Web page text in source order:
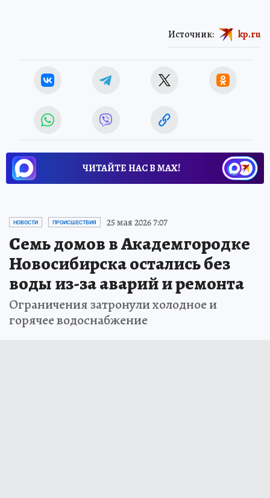
Источник: kp.ru
ЧИТАЙТЕ НАС В МАХ!
НОВОСТИ ПРОИСШЕСТВИЯ 25 мая 2026 7:07
Семь домов в Академгородке
Новосибирска остались без
воды из-за аварий и ремонта
Ограничения затронули холодное и
горячее водоснабжение